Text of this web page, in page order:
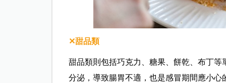
✕甜品類
甜品類則包括巧克力、糖果、餅乾、布丁
分泌，導致腸胃不適，也是感冒期間應小心